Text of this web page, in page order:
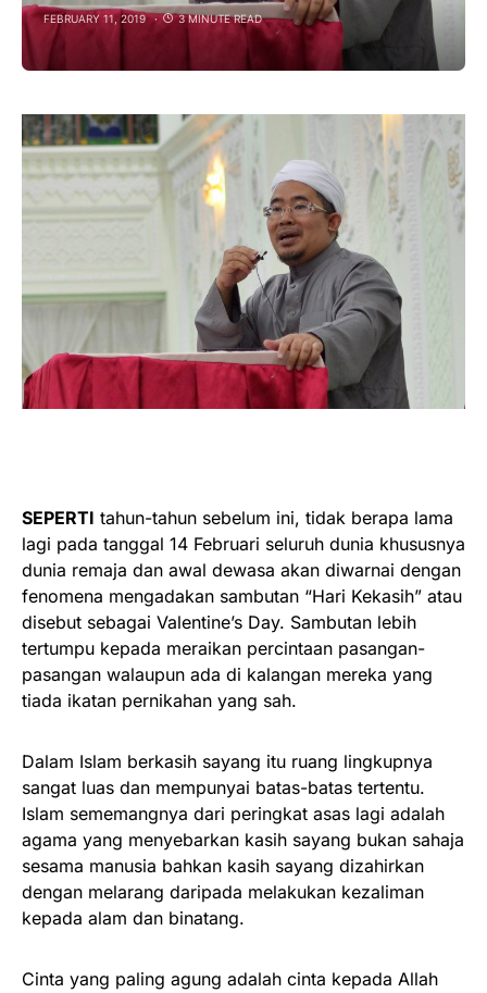
FEBRUARY 11, 2019 3 MINUTE READ
SEPERTI tahun-tahun sebelum ini, tidak berapa lama
lagi pada tanggal 14 Februari seluruh dunia khususnya
dunia remaja dan awal dewasa akan diwarnai dengan
fenomena mengadakan sambutan “Hari Kekasih” atau
disebut sebagai Valentine’s Day. Sambutan lebih
tertumpu kepada meraikan percintaan pasangan-
pasangan walaupun ada di kalangan mereka yang
tiada ikatan pernikahan yang sah.
Dalam Islam berkasih sayang itu ruang lingkupnya
sangat luas dan mempunyai batas-batas tertentu.
Islam sememangnya dari peringkat asas lagi adalah
agama yang menyebarkan kasih sayang bukan sahaja
sesama manusia bahkan kasih sayang dizahirkan
dengan melarang daripada melakukan kezaliman
kepada alam dan binatang.
Cinta yang paling agung adalah cinta kepada Allah